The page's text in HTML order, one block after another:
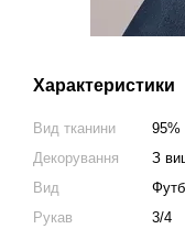
Характеристики
Вид тканини
95%
Декорування
З
Вид
Рукав
3/4